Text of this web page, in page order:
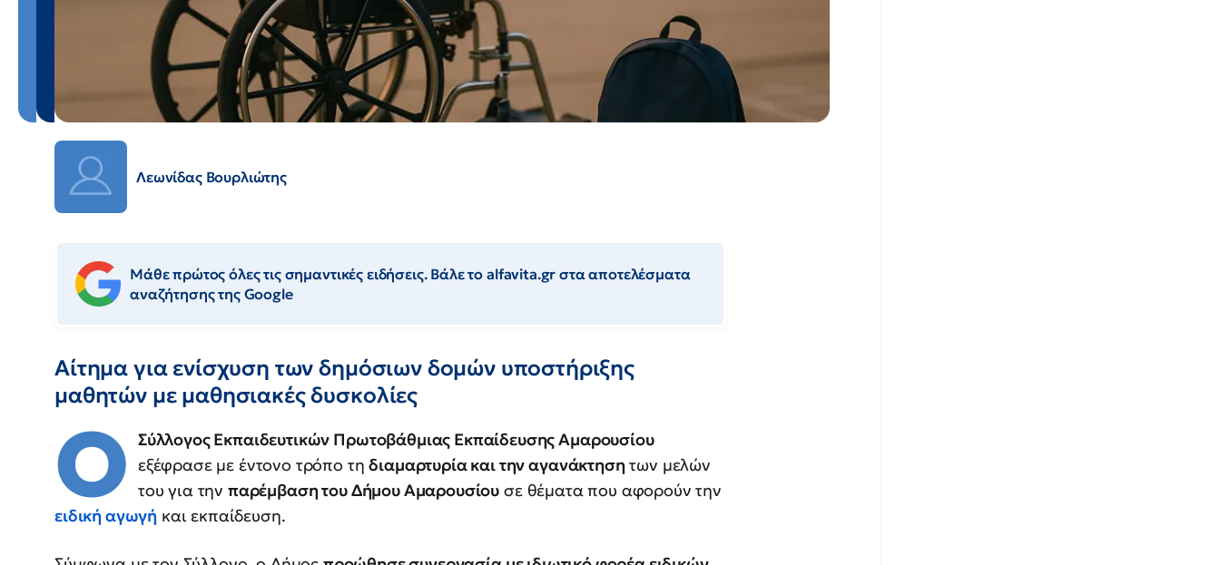
Λεωνίδας Βουρλιώτης
Μάθε πρώτος όλες τις σημαντικές ειδήσεις. Βάλε το alfavita.gr στα αποτελέσματα
αναζήτησης της Google
Αίτημα για ενίσχυση των δημόσιων δομών υποστήριξης
μαθητών με μαθησιακές δυσκολίες
Ο Σύλλογος Εκπαιδευτικών Πρωτοβάθμιας Εκπαίδευσης Αμαρουσίου
εξέφρασε με έντονο τρόπο τηδιαμαρτυρία και την αγανάκτηση των μελών
του για την παρέμβαση του Δήμου Αμαρουσίου σε θέματα που αφορούν την
ειδική αγωγή και εκπαίδευση.